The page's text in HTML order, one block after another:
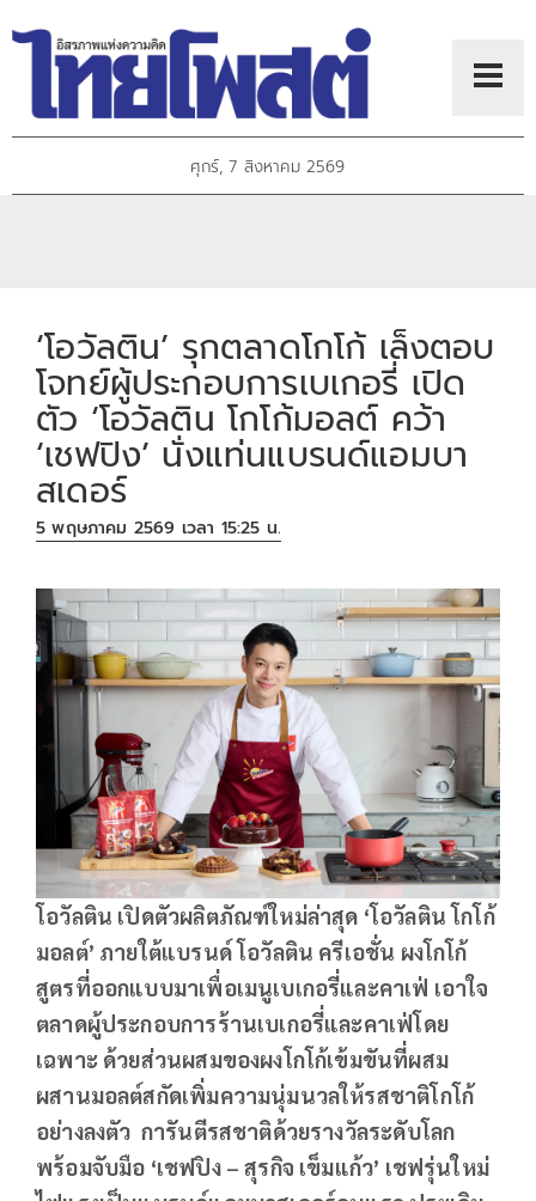
ศุกร์, 7 สิงหาคม 2569
‘โอวัลติน’ รุกตลาดโกโก้ เล็งตอบ
โจทย์ผู้ประกอบการเบเกอรี่ เปิด
ตัว ‘โอวัลติน โกโก้มอลต์ คว้า
‘เชฟปิง’ นั่งแท่นแบรนด์แอมบา
สเดอร์
5 พฤษภาคม 2569 เวลา 15:25 น.
โอวัลติน เปิดตัวผลิตภัณฑ์ใหม่ล่าสุด ‘โอวัลติน โกโก้
มอลต์’ ภายใต้แบรนด์ โอวัลติน ครีเอชั่น ผงโกโก้
สูตรที่ออกแบบมาเพื่อเมนูเบเกอรี่และคาเฟ่ เอาใจ
ตลาดผู้ประกอบการร้านเบเกอรี่และคาเฟ่โดย
เฉพาะ ด้วยส่วนผสมของผงโกโก้เข้มขันที่ผสม
ผสานมอลต์สกัดเพิ่มความนุ่มนวลให้รสชาติโกโก้
อย่างลงตัว การันตีรสชาติด้วยรางวัลระดับโลก
พร้อมจับมือ ‘เชฟปิง – สุรกิจ เข็มแก้ว’ เชฟรุ่นใหม่